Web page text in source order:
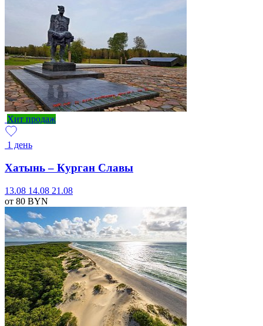
Хит продаж
1 день
Хатынь – Курган Славы
13.08 14.08 21.08
от 80 BYN